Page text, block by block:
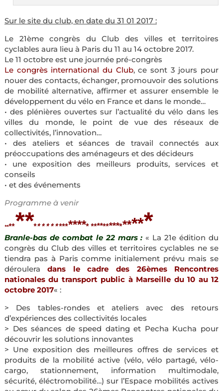
Sur le site du club, en date du 31 01 2017 :
Le 21ème congrès du Club des villes et territoires
cyclables aura lieu à Paris du 11 au 14 octobre 2017.
Le 11 octobre est une journée pré-congrès
Le congrès international du Club, ce sont 3 jours pour
nouer des contacts, échanger, promouvoir des solutions
de mobilité alternative, affirmer et assurer ensemble le
développement du vélo en France et dans le monde…
• des plénières ouvertes sur l’actualité du vélo dans les
villes du monde, le point de vue des réseaux de
collectivités, l’innovation…
• des ateliers et séances de travail connectés aux
préoccupations des aménageurs et des décideurs
• une exposition des meilleurs produits, services et
conseils
• et des événements
Programme à venir
******************** ***************
Branle-bas de combat le 22 mars : « La 21e édition du
congrès du Club des villes et territoires cyclables ne se
tiendra pas à Paris comme initialement prévu mais se
dérouleradans le cadre des 26èmes Rencontres
nationales du transport public à Marseille du 10 au 12
octobre 2017« :
> Des tables-rondes et ateliers avec des retours
d’expériences des collectivités locales
> Des séances de speed dating et Pecha Kucha pour
découvrir les solutions innovantes
> Une exposition des meilleures offres de services et
produits de la mobilité active (vélo, vélo partagé, vélo­
cargo, stationnement, information multimodale,
sécurité, éléctro­mobilité…) sur l’Espace mobilités actives